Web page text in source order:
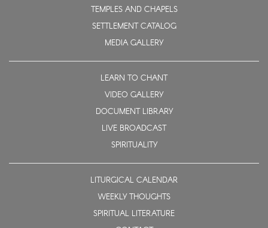
TEMPLES AND CHAPELS
SETTLEMENT CATALOG
MEDIA GALLERY
LEARN TO CHANT
VIDEO GALLERY
DOCUMENT LIBRARY
LIVE BROADCAST
SPIRITUALITY
LITURGICAL CALENDAR
WEEKLY THOUGHTS
SPIRITUAL LITERATURE